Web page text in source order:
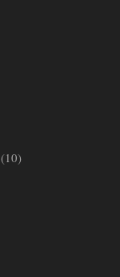
(10)